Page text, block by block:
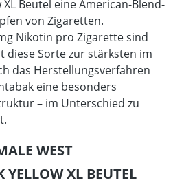
Beutel eine American-Blend-
von Zigaretten.
Nikotin pro Zigarette sind
diese Sorte zur stärksten im
das Herstellungsverfahren
eine besonders
– im Unterschied zu
WEST
XL BEUTEL